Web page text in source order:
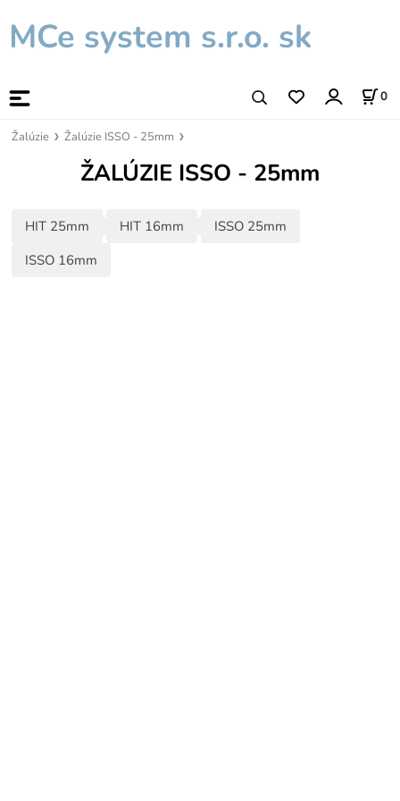
MCe system s.r.o. sk
0
Žalúzie Žalúzie ISSO - 25mm
ŽALÚZIE ISSO - 25mm
HIT 25mm HIT 16mm
ISSO 25mm
ISSO 16mm